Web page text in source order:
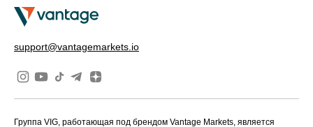
support@vantagemarkets.io
Группа VIG, работающая под брендом Vantage Markets, является